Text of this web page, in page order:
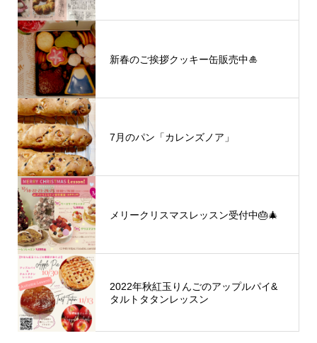
新春のご挨拶クッキー缶販売中🎍
7月のパン「カレンズノア」
メリークリスマスレッスン受付中🎂🎄
2022年秋紅玉りんごのアップルパイ&
タルトタタンレッスン